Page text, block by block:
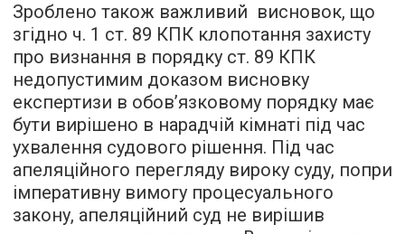
Зроблено також важливий висновок, що
згідно ч. 1 ст. 89 КПК клопотання захисту
про визнання в порядку ст. 89 КПК
недопустимим доказом висновку
експертизи в обов’язковому порядку має
бути вирішено в нарадчій кімнаті під час
ухвалення судового рішення. Під час
апеляційного перегляду вироку суду, попри
імперативну вимогу процесуального
закону, апеляційний суд не вирішив